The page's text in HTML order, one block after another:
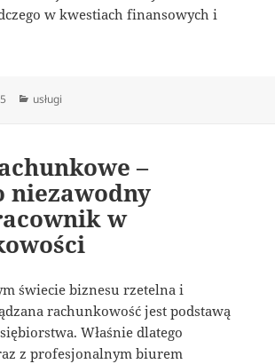
w kwestiach finansowych i
Kategorie
usługi
–
niezawodny
w
świecie biznesu rzetelna i
rachunkowość jest podstawą
Właśnie dlatego
z profesjonalnym biurem